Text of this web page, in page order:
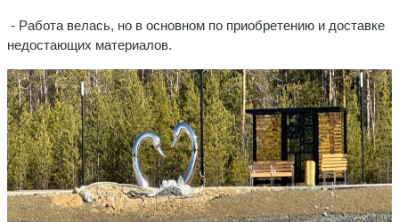
- Работа велась, но в основном по приобретению и доставке
недостающих материалов.